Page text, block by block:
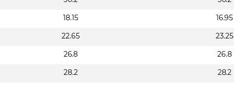
18.15
16.95
22.65
23.25
26.8
26.8
28.2
28.2